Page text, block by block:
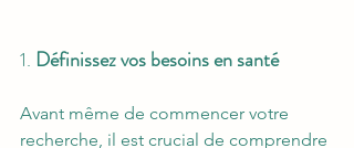
1. Définissez vos besoins en santé
Avant même de commencer votre
recherche, il est crucial de comprendre